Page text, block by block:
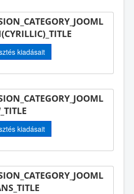
kiadásait
kiadásait